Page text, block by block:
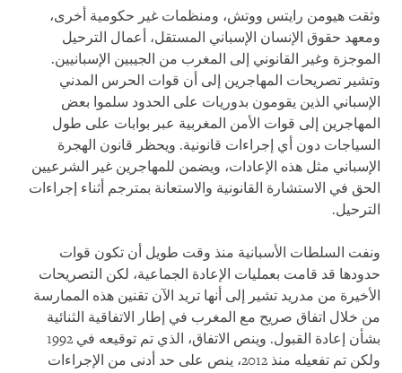
وثقت هيومن رايتس ووتش، ومنظمات غير حكومية أخرى،
ومعهد حقوق الإنسان الإسباني المستقل، أعمال الترحيل
الموجزة وغير القانوني إلى المغرب من الجيبين الإسبانيين.
وتشير تصريحات المهاجرين إلى أن قوات الحرس المدني
الإسباني الذين يقومون بدوريات على الحدود سلموا بعض
المهاجرين إلى قوات الأمن المغربية عبر بوابات على طول
السياجات دون أي إجراءات قانونية. ويحظر قانون الهجرة
الإسباني مثل هذه الإعادات، ويضمن للمهاجرين غير الشرعيين
الحق في الاستشارة القانونية والاستعانة بمترجم أثناء إجراءات
الترحيل.
ونفت السلطات الأسبانية منذ وقت طويل أن تكون قوات
حدودها قد قامت بعمليات الإعادة الجماعية، لكن التصريحات
الأخيرة من مدريد تشير إلى أنها تريد الآن تقنين هذه الممارسة
من خلال اتفاق صريح مع المغرب في إطار الاتفاقية الثنائية
بشأن إعادة القبول. وينص الاتفاق، الذي تم توقيعه في 1992
ولكن تم تفعيله منذ 2012، ينص على حد أدنى من الإجراءات